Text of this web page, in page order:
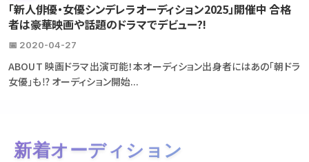
「新人俳優・女優シンデレラオーディション2025」開催中 合格
者は豪華映画や話題のドラマでデビュー?!
📅 2020-04-27
ABOUT 映画ドラマ出演可能！本オーディション出身者にはあの「朝ドラ
女優」も⁉ オーディション開始...
新着オーディション